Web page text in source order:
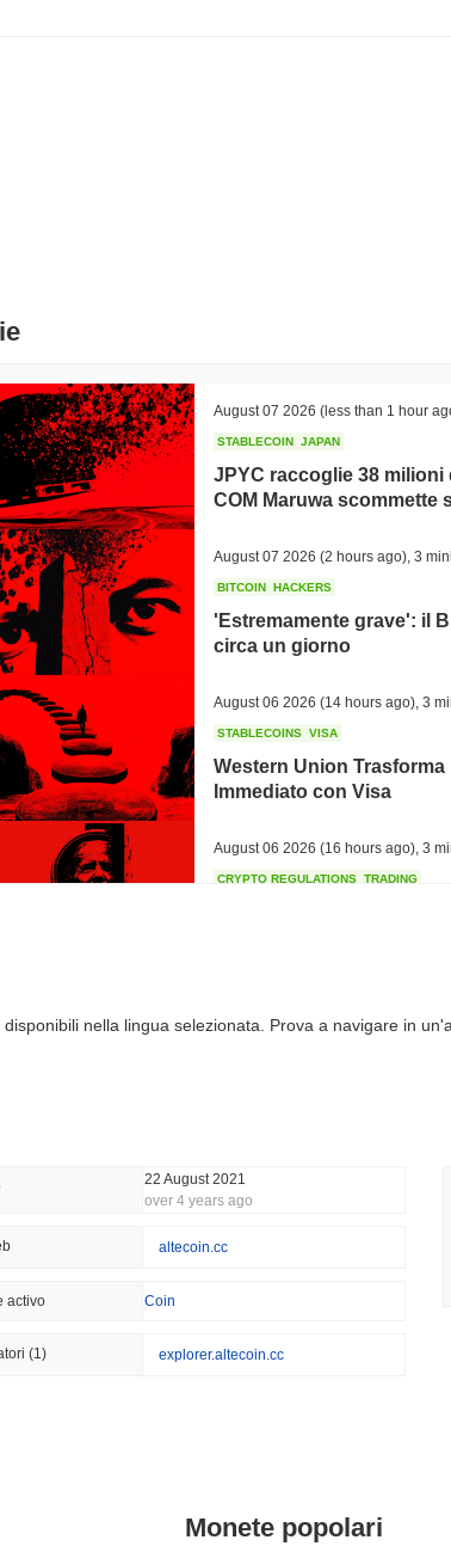
August 07 2026 (less than 1 hour
STABLECOIN JAPAN
JPYC raccoglie 38
COM Maruwa scommette
August 07 2026 (2 hours ago) 3
BITCOIN HACKERS
'Estremamente grave': il
circa un giorno
August 06 2026 (14 hours ago) 3
STABLECOINS VISA
Western Union
Immediato con Visa
August 06 2026 (16 hours ago) 3
CRYPTO REGULATIONS TRADING
AI AGENTS PAYMENTS
Boltz Ha Chiuso Il
I nomi più importanti di
stablecoin mentre le
nella lingua selezionata. Prova a navigare in
22 August 2021
over 4 years ago
altecoin.cc
activo Coin
(1) explorer.altecoin.cc
Monete popolari